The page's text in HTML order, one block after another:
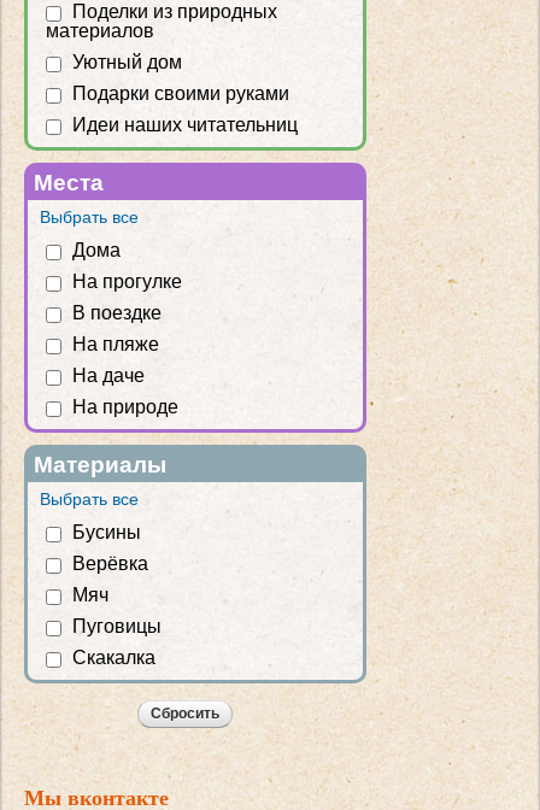
Поделки из природных
материалов
Уютный дом
Подарки своими руками
Идеи наших читательниц
Места
Выбрать все
Дома
На прогулке
В поездке
На пляже
На даче
На природе
Материалы
Выбрать все
Бусины
Верёвка
Мяч
Пуговицы
Скакалка
Мы вконтакте